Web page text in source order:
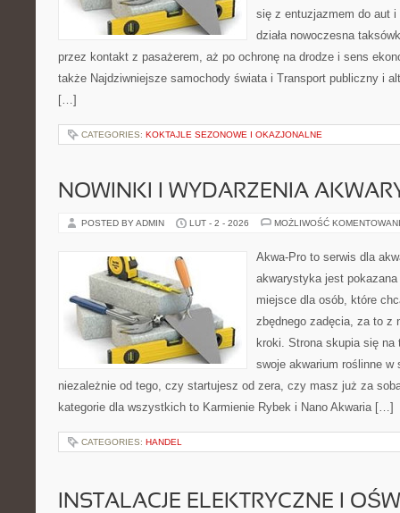
się z entuzjazmem do aut
działa nowoczesna
przez kontakt z pasażerem, aż po ochronę na drodze i sens
także Najdziwniejsze samochody świata i Transport publiczny i
[…]
CATEGORIES: KOKTAJLE SEZONOWE I OKAZJONALNE
NOWINKI I WYDARZENIA
POSTED BY ADMIN LUT - 2 - 2026 MOŻLIWOŚĆ
Akwa-Pro to serwis dla
akwarystyka jest
miejsce dla osób, które
zbędnego zadęcia, za to z
kroki. Strona skupia się na
swoje akwarium roślinne w
niezależnie od tego, czy startujesz od zera, czy masz już za
kategorie dla wszystkich to Karmienie Rybek i Nano Akwaria […]
CATEGORIES: HANDEL
INSTALACJE ELEKTRYCZNE I